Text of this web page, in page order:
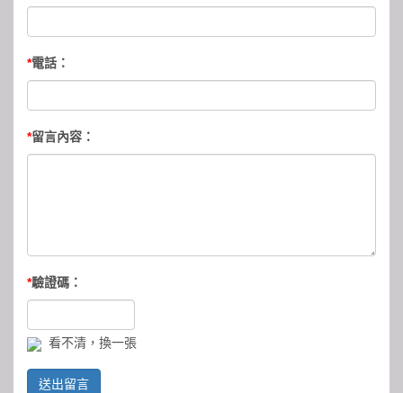
*電話：
*留言內容：
*驗證碼：
看不清，換一張
送出留言